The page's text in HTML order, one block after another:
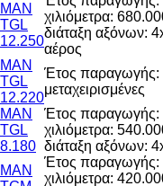
MAN
TGL
12.250
χιλιόμετρα:
διάταξη αξόνων:
αέρος
MAN
TGL
12.220
Έτος παραγωγής:
μεταχειρισμένες
MAN
TGL
8.180
Έτος παραγωγής:
χιλιόμετρα:
διάταξη αξόνων:
MAN
Έτος παραγωγής:
χιλιόμετρα: